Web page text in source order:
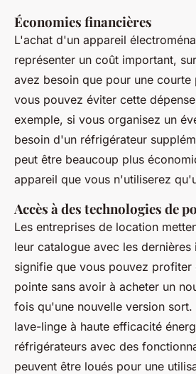
Économies financières
L'achat d'un appareil
représenter un coût important,
avez besoin que pour une courte
vous pouvez éviter cette
exemple, si vous organisez un
besoin d'un réfrigérateur
peut être beaucoup plus
appareil que vous n'utiliserez
Accès à des technologies de
Les entreprises de location
leur catalogue avec les dernières
signifie que vous pouvez profiter
pointe sans avoir à acheter un
fois qu'une nouvelle version sort.
lave-linge à haute efficacité
réfrigérateurs avec des
peuvent être loués pour une